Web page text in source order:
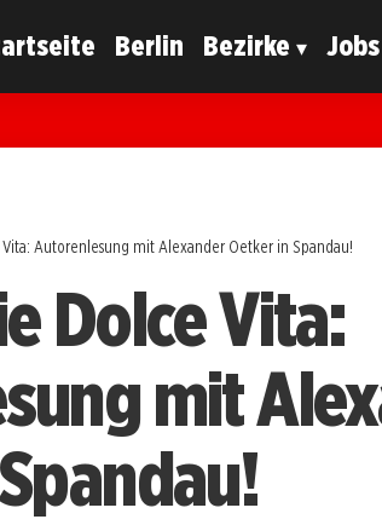
Berlin Bezirke
Autorenlesung mit Alexander Oetker in Spandau!
Dolce Vita:
mit